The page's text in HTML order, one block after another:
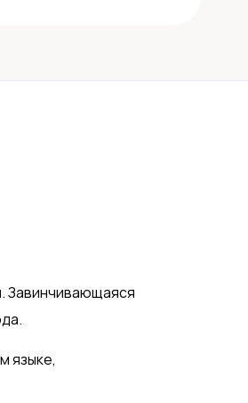
Завинчивающаяся
языке,